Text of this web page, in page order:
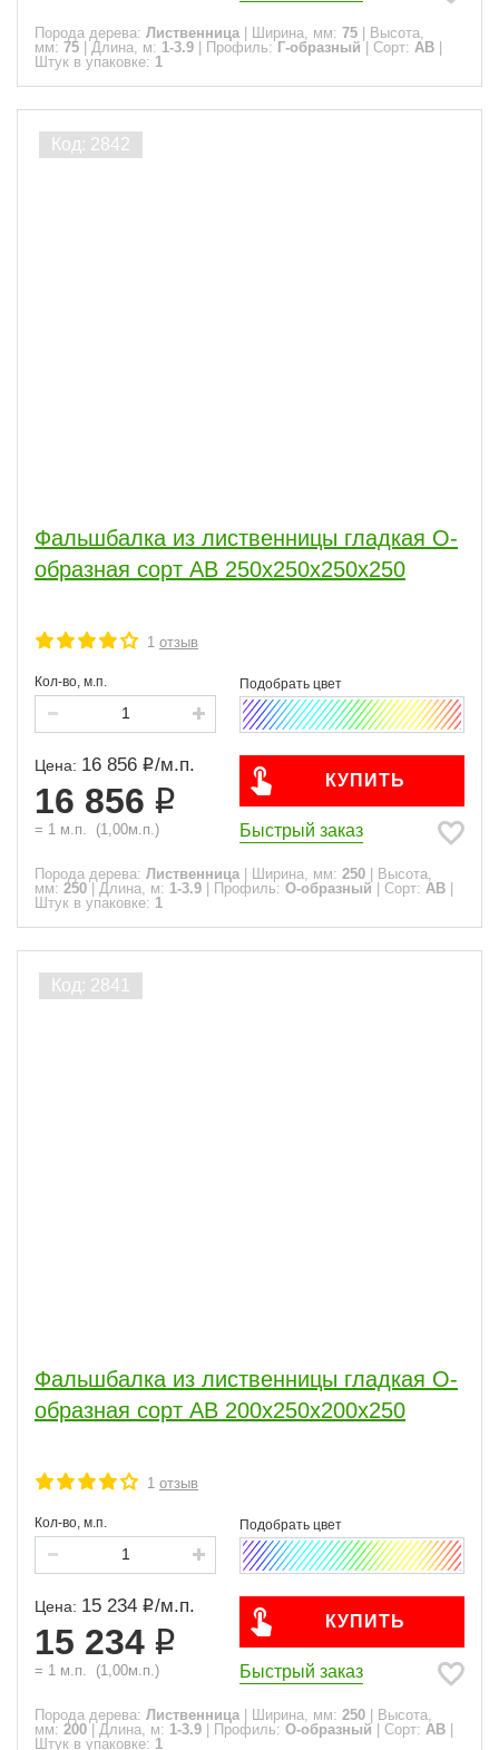
Порода дерева: Лиственница Ширина, мм: 75
Высота,
мм: 75 Длина, м: 1-3.9 Профиль: Г-образный Сорт: АВ
Штук в упаковке: 1
Фальшбалка из лиственницы гладкая О-
образная сорт АВ 250x250x250x250
1 отзыв
Кол-во, м.п.
Цена: 16 856 /м.п.
16 856
= 1 м.п. (1,00м.п.)
КУПИТЬ
Быстрый заказ
Порода дерева: Лиственница Ширина, мм: 250
Высота,
мм: 250 Длина, м: 1-3.9 Профиль: О-образный Сорт: АВ
Штук в упаковке: 1
Фальшбалка из лиственницы гладкая О-
образная сорт АВ 200x250x200x250
1 отзыв
Кол-во, м.п.
Цена: 15 234 /м.п.
15 234
= 1 м.п. (1,00м.п.)
КУПИТЬ
Быстрый заказ
Порода дерева: Лиственница Ширина, мм: 250
Высота,
мм: 200 Длина, м: 1-3.9 Профиль: О-образный Сорт: АВ
Штук в упаковке: 1